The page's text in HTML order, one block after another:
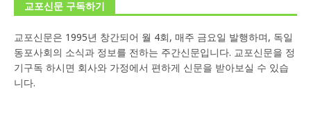
교포신문 구독하기
교포신문은 1995년 창간되어 월 4회, 매주 금요일 발행하며, 독일
동포사회의 소식과 정보를 전하는 주간신문입니다. 교포신문을 정
기구독 하시면 회사와 가정에서 편하게 신문을 받아보실 수 있습
니다.